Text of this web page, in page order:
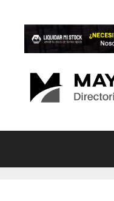
contenido